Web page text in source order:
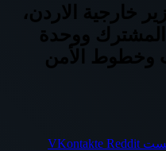
خارجية الاردن،
المشترك ووحدة
وخطوط الأمن